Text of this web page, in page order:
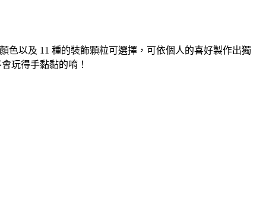
以及 11 種的裝飾顆粒可選擇，可依個人的喜好製作出獨
玩得手黏黏的唷！